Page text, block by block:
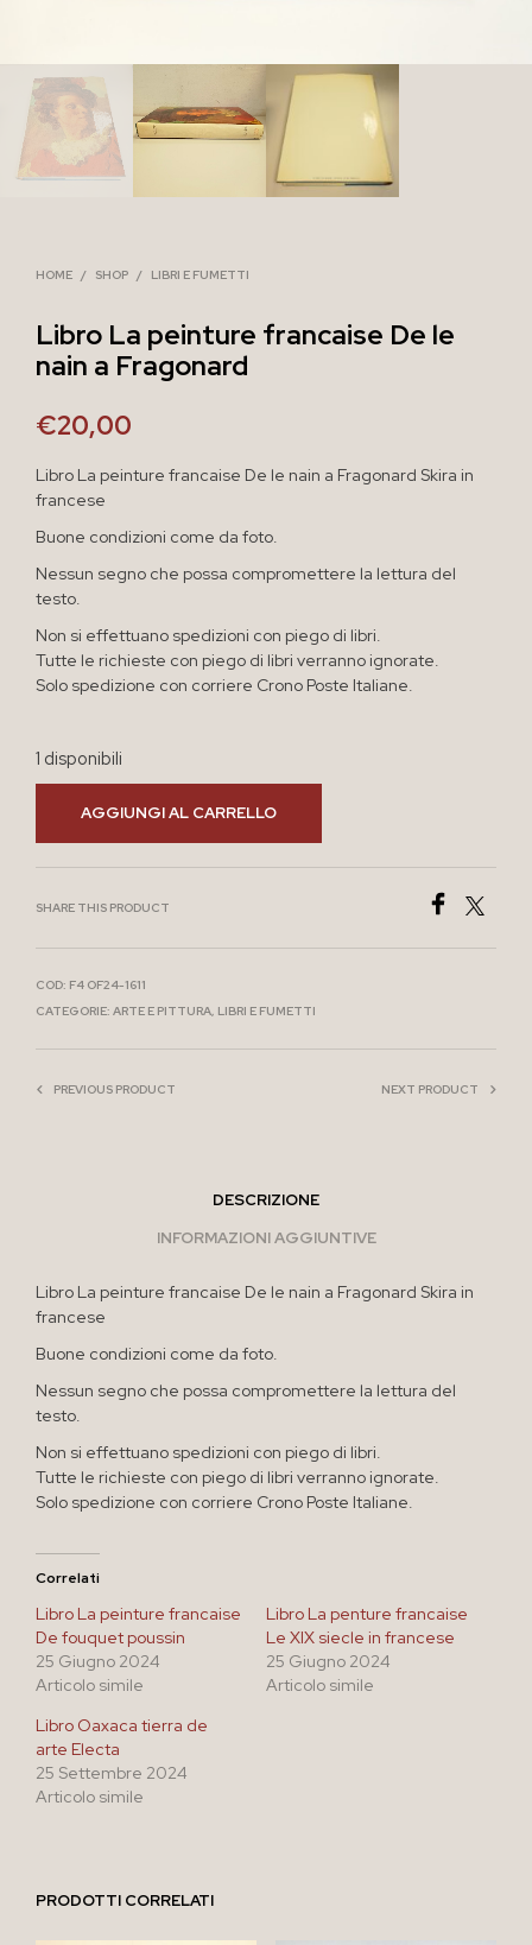
HOME / SHOP / LIBRI E FUMETTI
Libro La peinture francaise De le
nain a Fragonard
€20,00
Libro La peinture francaise De le nain a Fragonard Skira in
francese
Buone condizioni come da foto.
Nessun segno che possa compromettere la lettura del
testo.
Non si effettuano spedizioni con piego di libri.
Tutte le richieste con piego di libri verranno ignorate.
Solo spedizione con corriere Crono Poste Italiane.
1 disponibili
AGGIUNGI AL CARRELLO
SHARE THIS PRODUCT
COD: F4 OF24-1611
CATEGORIE: ARTE E PITTURA, LIBRI E FUMETTI
PREVIOUS PRODUCT NEXT PRODUCT
DESCRIZIONE
INFORMAZIONI AGGIUNTIVE
Libro La peinture francaise De le nain a Fragonard Skira in
francese
Buone condizioni come da foto.
Nessun segno che possa compromettere la lettura del
testo.
Non si effettuano spedizioni con piego di libri.
Tutte le richieste con piego di libri verranno ignorate.
Solo spedizione con corriere Crono Poste Italiane.
Correlati
Libro La peinture francaise
De fouquet poussin
25 Giugno 2024
Articolo simile
Libro La penture francaise
Le XIX siecle in francese
25 Giugno 2024
Articolo simile
Libro Oaxaca tierra de
arte Electa
25 Settembre 2024
Articolo simile
PRODOTTI CORRELATI